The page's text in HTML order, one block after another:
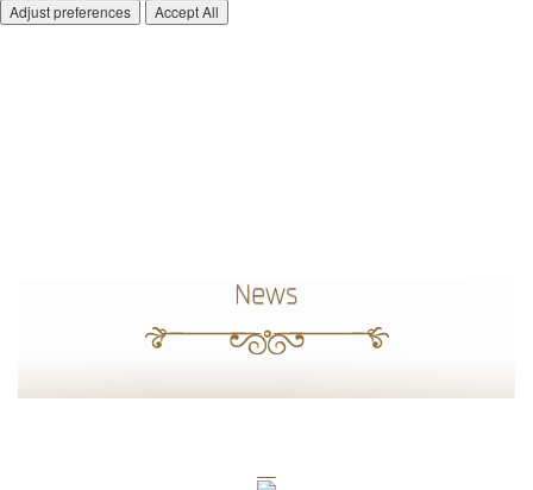
Adjust preferences Accept All
News